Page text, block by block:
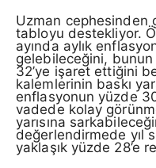
Uzman cephesinden
tabloyu destekliyor.
ayında aylık
gelebileceğini, bunun
32’ye işaret ettiğini
kalemlerinin baskı
enflasyonun yüzde
vadede kolay
yarısına
değerlendirmede yıl
yaklaşık yüzde 28’e